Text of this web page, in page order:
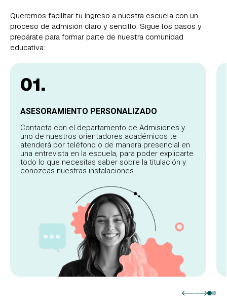
Queremos facilitar tu ingreso a nuestra escuela con un
proceso de admisión claro y sencillo. Sigue los pasos y
prepárate para formar parte de nuestra comunidad
educativa:
01.
ASESORAMIENTO PERSONALIZADO
Contacta con el departamento de Admisiones y
uno de nuestros orientadores académicos te
atenderá por teléfono o de manera presencial en
una entrevista en la escuela, para poder explicarte
todo lo que necesitas saber sobre la titulación y
conozcas nuestras instalaciones.